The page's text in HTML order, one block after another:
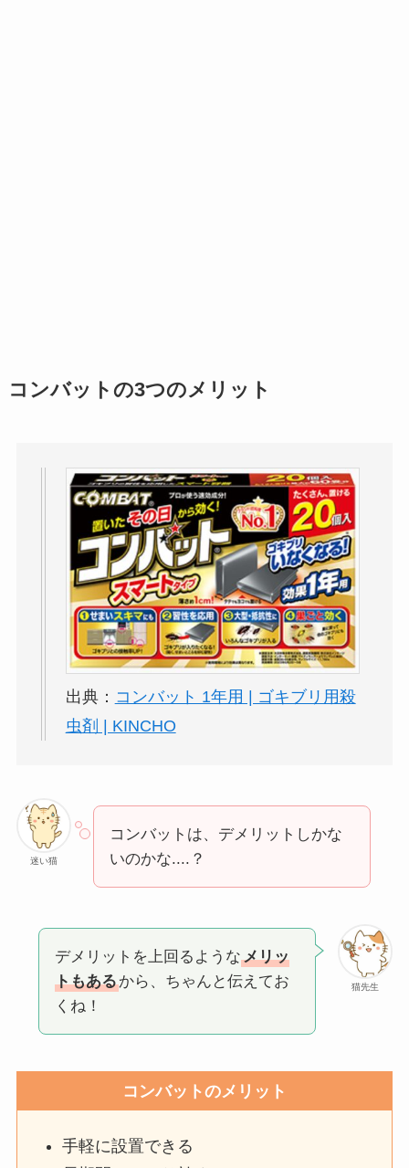
コンバットの3つのメリット
出典： コンバット 1年用 | ゴキブリ用殺
虫剤 | KINCHO
迷い猫
コンバットは、デメリットしかな
いのかな....？
猫先生
デメリットを上回るようなメリッ
トもあるから、ちゃんと伝えてお
くね！
コンバットのメリット
手軽に設置できる